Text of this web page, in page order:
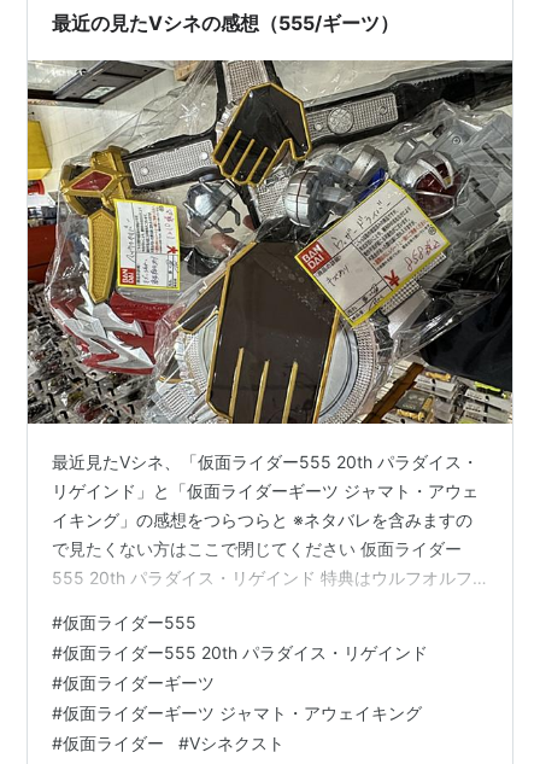
最近の見たVシネの感想（555/ギーツ）
最近見たVシネ、「仮面ライダー555 20th パラダイス・
リゲインド」と「仮面ライダーギーツ ジャマト・アウェ
イキング」の感想をつらつらと ※ネタバレを含みますの
で見たくない方はここで閉じてください 仮面ライダー
555 20th パラダイス・リゲインド 特典はウルフオルフ
ちゃんと「夢の続き」だったと思います たっくんが居な
い状態から映画は始まります 予告とか殺人事件から思っ
てたけど、草加なんで生きてるんというツッコミを心の
中で50回くらいしました。しかも真理と良い感じなんか
い 全体的に戦闘シーンが多くて、しかもファイズを感じ
#仮面ライダー555
#仮面ライダー555 20th パラダイス・リゲインド
#仮面ライダーギーツ
#仮面ライダーギーツ ジャマト・アウェイキング
#仮面ライダー #Vシネクスト